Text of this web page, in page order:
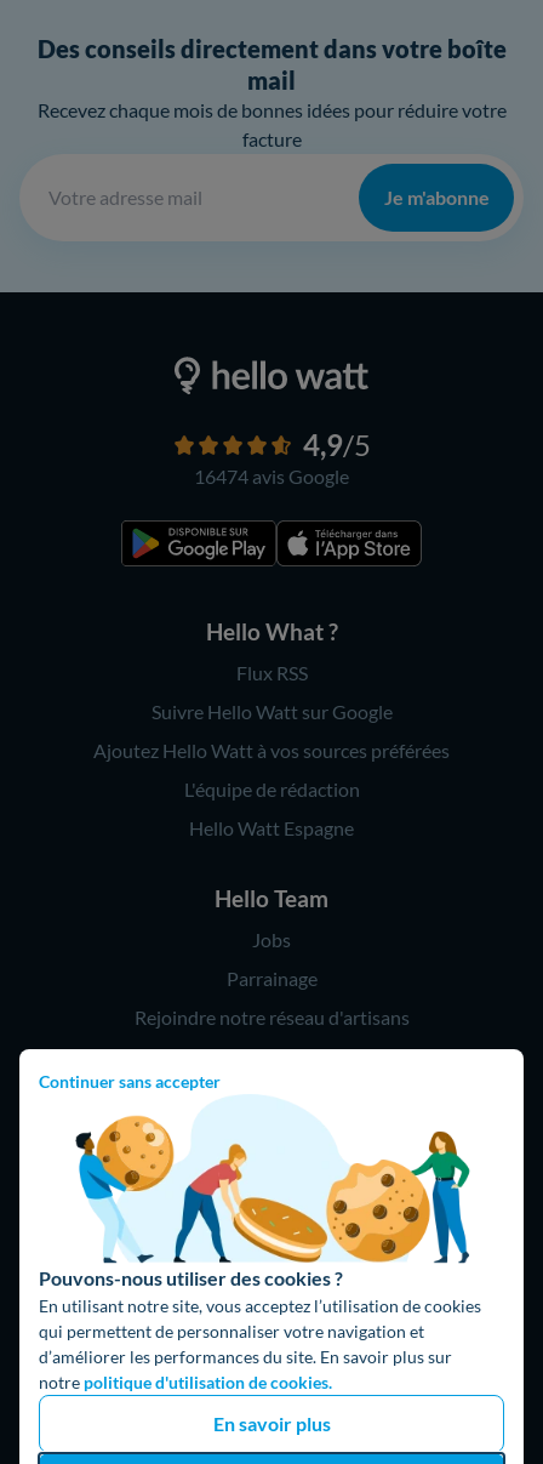
Continuer sans accepter
Pouvons-nous utiliser des cookies ?
En utilisant notre site, vous acceptez l’utilisation de cookies
qui permettent de personnaliser votre navigation et
d’améliorer les performances du site. En savoir plus sur
notre politique d'utilisation de cookies.
En savoir plus
Des conseils directement dans votre boîte
mail
Recevez chaque mois de bonnes idées pour réduire votre
facture
Je m'abonne
4,9/5
16474 avis Google
Hello What ?
Flux RSS
Suivre Hello Watt sur Google
Ajoutez Hello Watt à vos sources préférées
L'équipe de rédaction
Hello Watt Espagne
Hello Team
Jobs
Parrainage
Rejoindre notre réseau d'artisans
Hello !
09 75 18 60 60
(8h-21h)
75018 Paris
Fait avec ⚡ par Hello Watt
© 2026 Hello Watt |CGU|Mentions légales